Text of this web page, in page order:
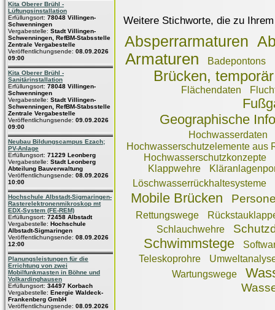
Kita Oberer Brühl -
Lüftungsinstallation
Erfüllungsort: 78048 Villingen-
Schwenningen
Vergabestelle: Stadt Villingen-
Schwenningen, RefBM-Stabsstelle
Zentrale Vergabestelle
Veröffentlichungsende: 08.09.2026
09:00
Kita Oberer Brühl -
Sanitärinstallation
Erfüllungsort: 78048 Villingen-
Schwenningen
Vergabestelle: Stadt Villingen-
Schwenningen, RefBM-Stabsstelle
Zentrale Vergabestelle
Veröffentlichungsende: 09.09.2026
09:00
Neubau Bildungscampus Ezach;
PV-Anlage
Erfüllungsort: 71229 Leonberg
Vergabestelle: Stadt Leonberg
Abteilung Bauverwaltung
Veröffentlichungsende: 08.09.2026
10:00
Hochschule Albstadt-Sigmaringen-
Rasterelektronenmikroskop mt
EDX-System (FE-REM)
Erfüllungsort: 72458 Albstadt
Vergabestelle: Hochschule
Albstadt-Sigmaringen
Veröffentlichungsende: 08.09.2026
12:00
Planungsleistungen für die
Errichtung von zwei
Mobilfunkmasten in Böhne und
Volkardinghausen
Erfüllungsort: 34497 Korbach
Vergabestelle: Energie Waldeck-
Frankenberg GmbH
Veröffentlichungsende: 08.09.2026
Weitere Stichworte, die zu
Absperrarmaturen
Armaturen Badepontons
Brücken, temporär
Flächendaten
Geographische
Hochwasserdaten
Hochwasserschutzelemente aus
Hochwasserschutzkonzepte
Klappwehre
Löschwasserrückhaltesysteme
Mobile Brücken
Rettungswege
Schlauchwehre
Schwimmstege
Teleskoprohre
Wartungswege